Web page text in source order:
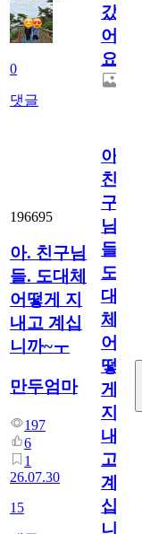
0
댓글
갔
어
요.
196695
아. 친구님
들. 도대체
어떻게 지
내고 계십
니까~ㅜ
만두엄마
197
6
1
26.07.30
15
아.
친
구
님
들.
도
대
체
어
떻
게
지
내
고
계
십
니